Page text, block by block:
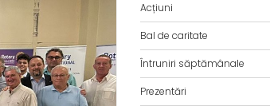
Acțiuni
Bal de caritate
Întruniri săptămânale
Prezentări